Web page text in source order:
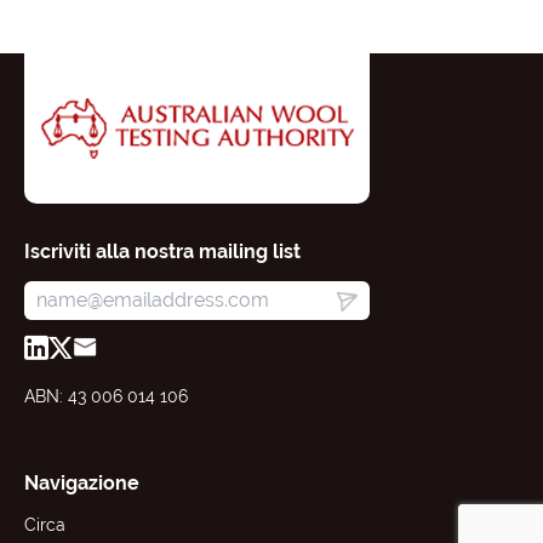
Iscriviti alla nostra mailing list
ABN: 43 006 014 106
Navigazione
Circa